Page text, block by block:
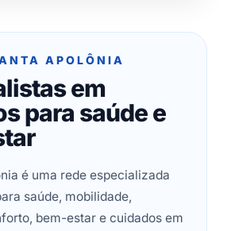
APOLÔNIA
em
para saúde e
é uma rede especializada
saúde, mobilidade,
bem-estar e cuidados em